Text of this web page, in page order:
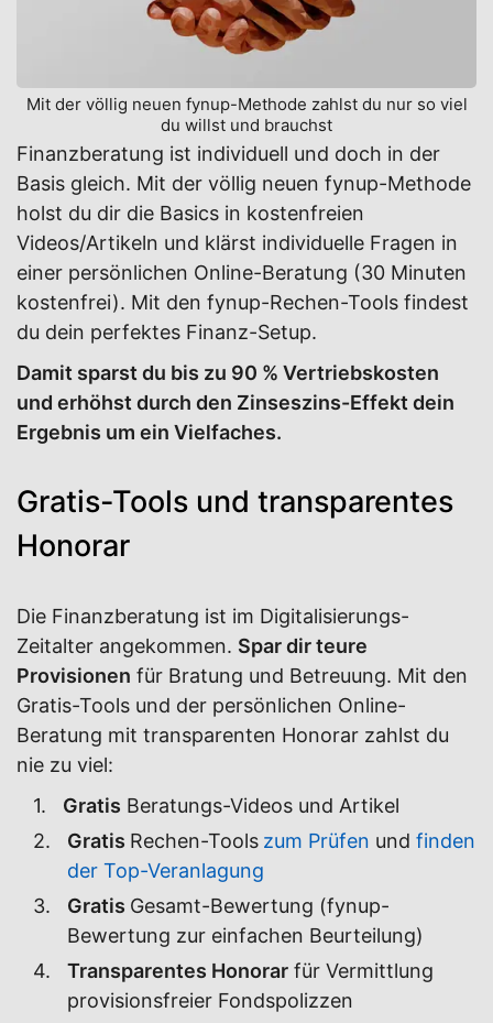
Mit der völlig neuen fynup-Methode zahlst du nur so viel
du willst und brauchst
Finanzberatung ist individuell und doch in der
Basis gleich. Mit der völlig neuen fynup-Methode
holst du dir die Basics in kostenfreien
Videos/Artikeln und klärst individuelle Fragen in
einer persönlichen Online-Beratung (30 Minuten
kostenfrei). Mit den fynup-Rechen-Tools findest
du dein perfektes Finanz-Setup.
Damit sparst du bis zu 90 % Vertriebskosten
und erhöhst durch den Zinseszins-Effekt dein
Ergebnis um ein Vielfaches.
Gratis-Tools und transparentes
Honorar
Die Finanzberatung ist im Digitalisierungs-
Zeitalter angekommen. Spar dir teure
Provisionen für Bratung und Betreuung. Mit den
Gratis-Tools und der persönlichen Online-
Beratung mit transparenten Honorar zahlst du
nie zu viel:
Gratis Beratungs-Videos und Artikel
Gratis Rechen-Tools zum Prüfen und finden
der Top-Veranlagung
Gratis Gesamt-Bewertung (fynup-
Bewertung zur einfachen Beurteilung)
Transparentes Honorar für Vermittlung
provisionsfreier Fondspolizzen